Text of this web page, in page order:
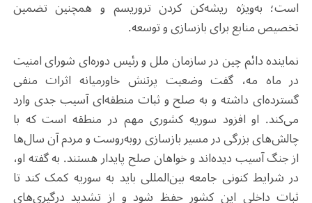
است؛ به‌ویژه ریشه‌کن کردن تروریسم و همچنین تضمین
تخصیص منابع برای بازسازی و توسعه.
نماینده دائم چین در سازمان ملل و رئیس دوره‌ای شورای امنیت
در ماه مه، گفت وضعیت پرتنش خاورمیانه اثرات منفی
گسترده‌ای داشته و به صلح و ثبات منطقه‌ای آسیب جدی وارد
می‌کند. او افزود سوریه کشوری مهم در منطقه است که با
چالش‌های بزرگی در مسیر بازسازی روبه‌روست و مردم آن سال‌ها
از جنگ آسیب دیده‌اند و خواهان صلح پایدار هستند. به گفته او،
در شرایط کنونی جامعه بین‌المللی باید به سوریه کمک کند تا
ثبات داخلی این کشور حفظ شود و از تشدید درگیری‌های